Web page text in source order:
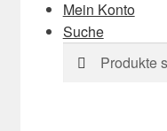
Mein Konto
Suche
Suchen
nach:
Suchen